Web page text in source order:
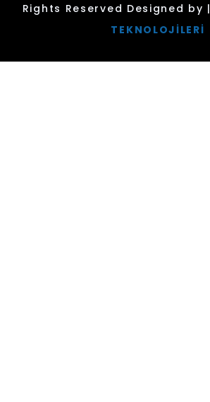
Rights Reserved Designed by |
TEKNOLOJİLERİ